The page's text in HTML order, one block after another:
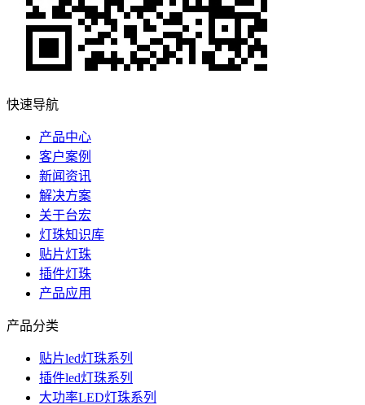
快速导航
产品中心
客户案例
新闻资讯
解决方案
关于台宏
灯珠知识库
贴片灯珠
插件灯珠
产品应用
产品分类
贴片led灯珠系列
插件led灯珠系列
大功率LED灯珠系列